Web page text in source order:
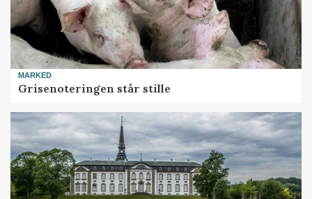
MARKED
Grisenoteringen står stille